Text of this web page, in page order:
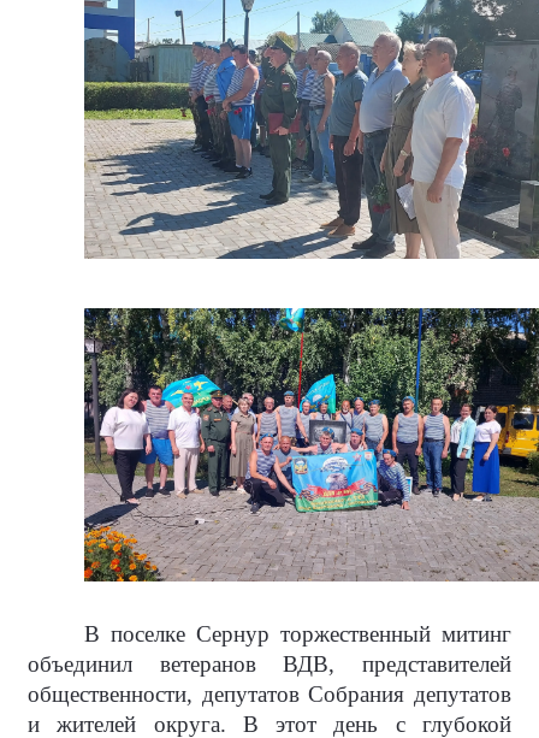
В поселке Сернур торжественный митинг
объединил ветеранов ВДВ, представителей
общественности, депутатов Собрания депутатов
и жителей округа. В этот день с глубокой